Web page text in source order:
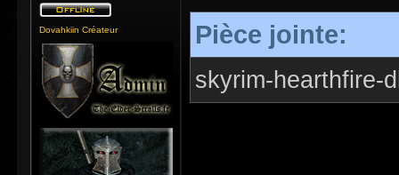
Dovahkiin Créateur Pièce jointe:
skyrim-hearthfire-